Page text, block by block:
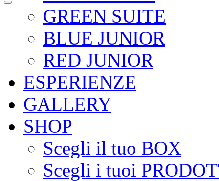
GREEN SUITE
BLUE JUNIOR
RED JUNIOR
ESPERIENZE
GALLERY
SHOP
Scegli il tuo BOX
Scegli i tuoi